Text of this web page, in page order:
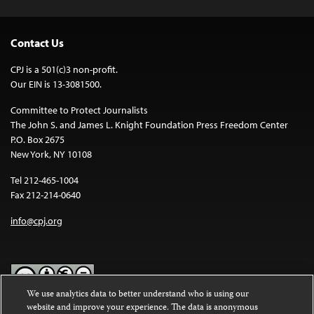
Contact Us
CPJ is a 501(c)3 non-profit.
Our EIN is 13-3081500.
Committee to Protect Journalists
The John S. and James L. Knight Foundation Press Freedom Center
P.O. Box 2675
New York, NY 10108
Tel 212-465-1004
Fax 212-214-0640
info@cpj.org
Except where noted, text on this website is licensed under a
We use analytics data to better understand who is using our
website and improve your experience. The data is anonymous